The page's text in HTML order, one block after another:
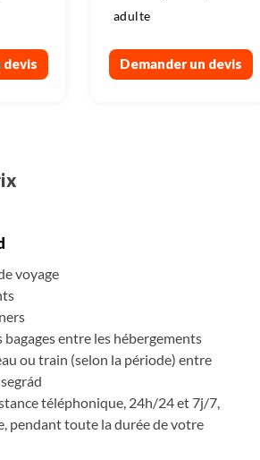
devis Demander un devis
voyage
entre les hébergements
ou train (selon la période) entre
téléphonique, 24h/24 et 7j/7,
pendant toute la durée de votre